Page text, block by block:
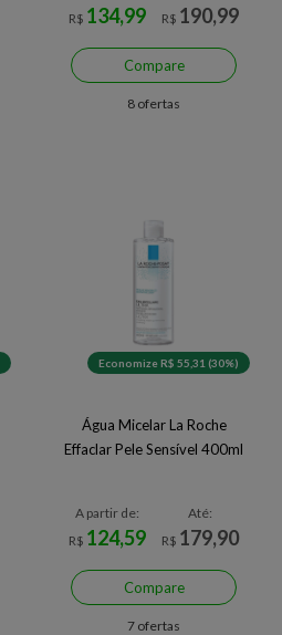
R$ 134,99
R$ 190,99
Compare
8 ofertas
Economize R$ 55,31 (30%)
Água Micelar La Roche
Effaclar Pele Sensível 400ml
A partir de:
R$ 124,59
Até:
R$ 179,90
Compare
7 ofertas